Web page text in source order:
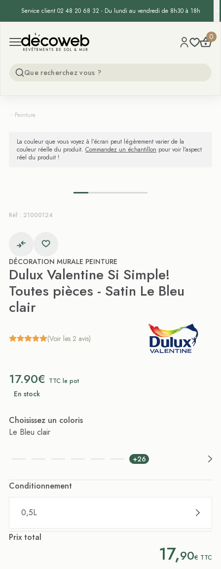
Service client 02 48 20 68 32 - Du lundi au vendredi de 8h30 à 18h
Open menu
Decoweb 0
...Peinture
La couleur que vous voyez à l’écran peut légèrement varier de la
couleur réelle du produit. Commandez un échantillon pour voir l’aspect
réel du produit !
Réf : 21000124
DÉCORATION MURALE PEINTURE
Dulux Valentine Si Simple!
Toutes pièces - Satin Le Bleu
clair
(Voir les 2 avis)
17.90€ TTC le pot
En stock
Choisissez un coloris
Le Bleu clair
+26
Conditionnement
0,5L
Prix total
17,90€ TTC